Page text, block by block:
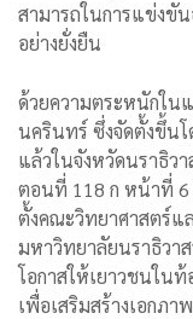
สามารถในการแข่งขั
อย่างยั่งยืน
ด้วยความตระหนักใน
นครินทร์ ซึ่งจัดตั้งขึ้น
แล้วในจังหวัดนราธิว
ตอนที่ 118 ก หน้าที่ 6
ตั้งคณะวิทยาศาสตร์แ
มหาวิทยาลัยนราธิวา
โอกาสให้เยาวชนใน
เพื่อเสริมสร้างเอกภ